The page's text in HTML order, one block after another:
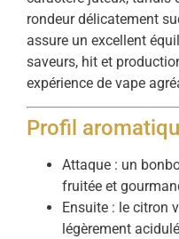
rondeur délicatement
assure un excellent
saveurs, hit et
expérience de vape
Profil
Attaque : un
fruitée et
Ensuite : le citron
légèrement